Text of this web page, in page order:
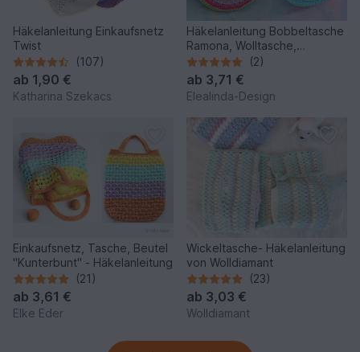
Häkelanleitung Einkaufsnetz
Twist
(107)
ab 1,90 €
Katharina Szekacs
Häkelanleitung Bobbeltasche
Ramona, Wolltasche,
Handgelenktasche, PDF
(2)
ab 3,71 €
Elealinda-Design
Einkaufsnetz, Tasche, Beutel
"Kunterbunt" - Häkelanleitung
(21)
ab 3,61 €
Elke Eder
Wickeltasche- Häkelanleitung
von Wolldiamant
(23)
ab 3,03 €
Wolldiamant